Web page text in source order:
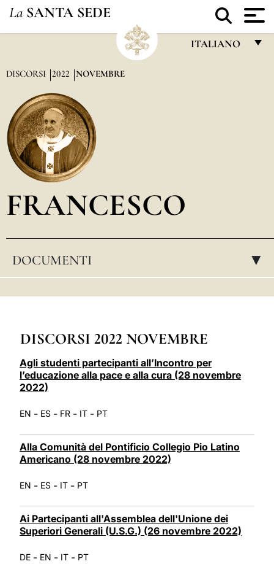
La SANTA SEDE
ITALIANO
العربيّة
DISCORSI 2022 NOVEMBRE
FRANCESCO
DOCUMENTI ▸
DISCORSI 2022 NOVEMBRE
Agli studenti partecipanti all’Incontro per
l’educazione alla pace e alla cura (28 novembre
2022)
EN - ES - FR - IT - PT
Alla Comunità del Pontificio Collegio Pio Latino
Americano (28 novembre 2022)
EN - ES - IT - PT
Ai Partecipanti all'Assemblea dell'Unione dei
Superiori Generali (U.S.G.) (26 novembre 2022)
DE - EN - IT - PT